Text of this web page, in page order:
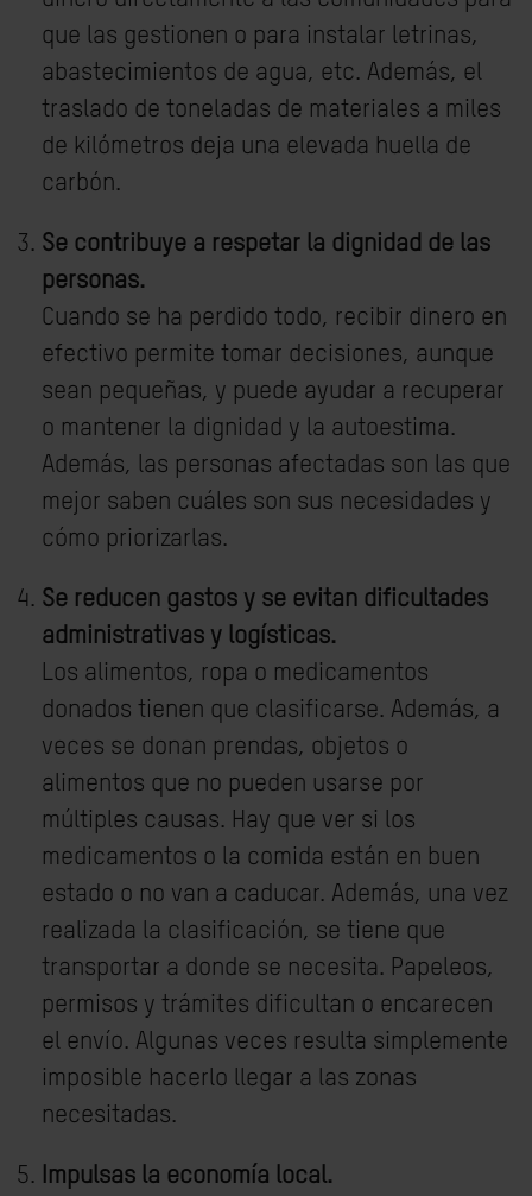
que las gestionen o para instalar letrinas,
abastecimientos de agua, etc. Además, el
traslado de toneladas de materiales a miles
de kilómetros deja una elevada huella de
carbón.
Se contribuye a respetar la dignidad de las
personas.
Cuando se ha perdido todo, recibir dinero en
efectivo permite tomar decisiones, aunque
sean pequeñas, y puede ayudar a recuperar
o mantener la dignidad y la autoestima.
Además, las personas afectadas son las que
mejor saben cuáles son sus necesidades y
cómo priorizarlas.
Se reducen gastos y se evitan dificultades
administrativas y logísticas.
Los alimentos, ropa o medicamentos
donados tienen que clasificarse. Además, a
veces se donan prendas, objetos o
alimentos que no pueden usarse por
múltiples causas. Hay que ver si los
medicamentos o la comida están en buen
estado o no van a caducar. Además, una vez
realizada la clasificación, se tiene que
transportar a donde se necesita. Papeleos,
permisos y trámites dificultan o encarecen
el envío. Algunas veces resulta simplemente
imposible hacerlo llegar a las zonas
necesitadas.
Impulsas la economía local.